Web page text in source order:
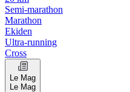
Semi-marathon
Marathon
Ekiden
Ultra-running
Cross
Le Mag
Le Mag